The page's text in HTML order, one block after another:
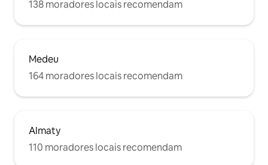
138 moradores locais recomendam
Medeu
164 moradores locais recomendam
Almaty
110 moradores locais recomendam